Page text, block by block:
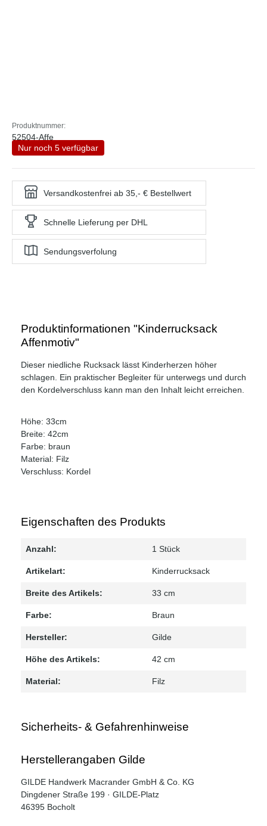
Produktnummer:
52504-Affe
Nur noch 5 verfügbar
Versandkostenfrei ab 35,- € Bestellwert
Schnelle Lieferung per DHL
Sendungsverfolung
Produktinformationen "Kinderrucksack
Affenmotiv"
Dieser niedliche Rucksack lässt Kinderherzen höher
schlagen. Ein praktischer Begleiter für unterwegs und durch
den Kordelverschluss kann man den Inhalt leicht erreichen.
Höhe: 33cm
Breite: 42cm
Farbe: braun
Material: Filz
Verschluss: Kordel
Eigenschaften des Produkts
Anzahl: 1 Stück
Artikelart: Kinderrucksack
Breite des Artikels: 33 cm
Farbe: Braun
Hersteller: Gilde
Höhe des Artikels: 42 cm
Material: Filz
Sicherheits- & Gefahrenhinweise
Herstellerangaben Gilde
GILDE Handwerk Macrander GmbH & Co. KG
Dingdener Straße 199 · GILDE-Platz
46395 Bocholt